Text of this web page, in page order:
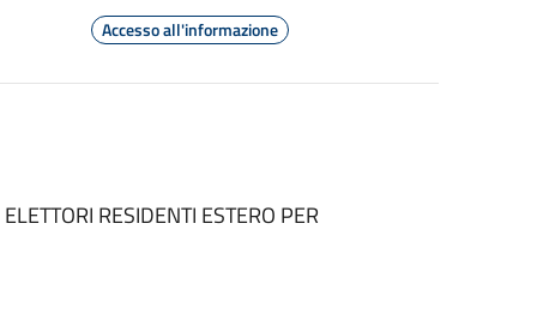
Accesso all'informazione
RESIDENTI ESTERO PER